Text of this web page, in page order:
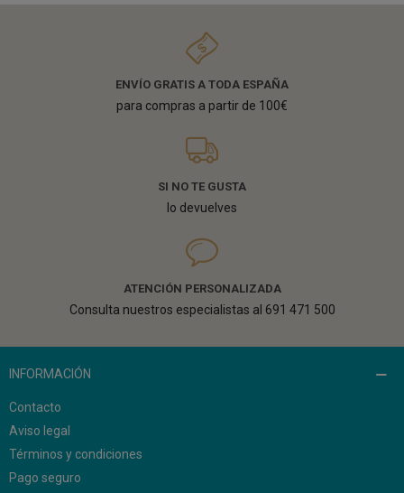
ENVÍO GRATIS A TODA ESPAÑA
para compras a partir de 100€
SI NO TE GUSTA
lo devuelves
ATENCIÓN PERSONALIZADA
Consulta nuestros especialistas al 691 471 500
INFORMACIÓN
Contacto
Aviso legal
Términos y condiciones
Pago seguro